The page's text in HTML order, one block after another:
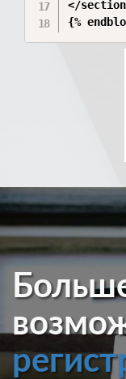
</
{%